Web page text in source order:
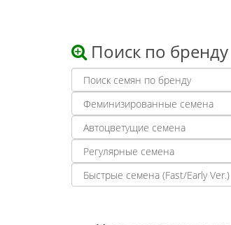
Поиск по бренду